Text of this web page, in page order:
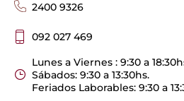
2400 9326
092 027 469
Lunes a Viernes : 9:30 a
Sábados: 9:30 a 13:30hs.
Feriados Laborables: 9:30 a